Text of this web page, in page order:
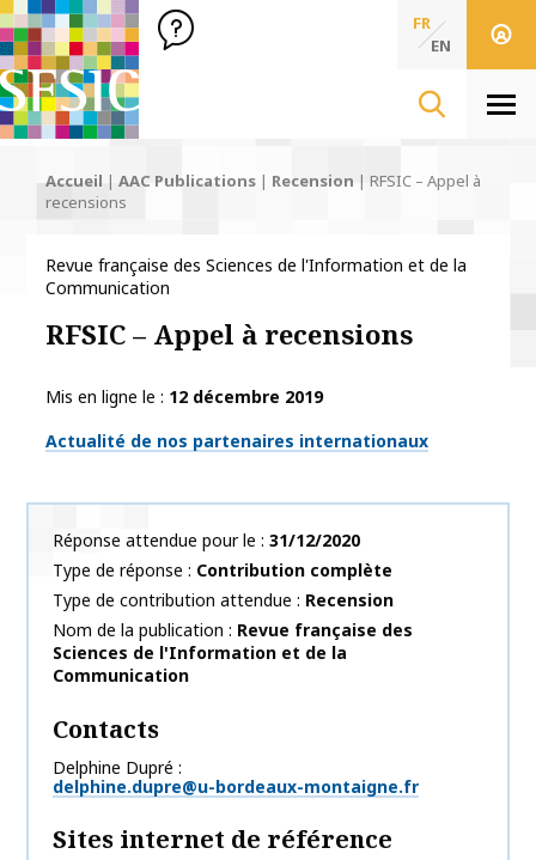
SFSIC Société Française des Sciences de l'Information & de
Société Française des Sciences
de l'Information
FR
EN
Accueil | AAC Publications | Recension | RFSIC – Appel à
recensions
Revue française des Sciences de l'Information et de la
Communication
RFSIC – Appel à recensions
Mis en ligne le
12 décembre 2019
Thématiques
Actualité de nos partenaires internationaux
Réponse attendue pour le
31/12/2020
Type de réponse
Contribution complète
Type de contribution attendue
Recension
Nom de la publication
Revue française des
Sciences de l'Information et de la
Communication
Contacts
Delphine Dupré
delphine.dupre@u-bordeaux-montaigne.fr
Sites internet de référence